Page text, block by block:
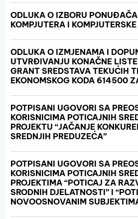
ODLUKA O IZBORU
KOMPJUTERA I
ODLUKA O IZMJENAMA I
UTVRĐIVANJU KONAČNE
GRANT SREDSTAVA TEKUĆIH
EKONOMSKOG KODA 614500
POTPISANI UGOVORI SA
KORISNICIMA POTICAJNIH
PROJEKTU “JAČANJE
SREDNJIH PREDUZEĆA”
POTPISANI UGOVORI SA
KORISNICIMA POTICAJNIH
PROJEKTIMA “POTICAJ ZA
SRODNIH DJELATNOSTI” I
NOVOOSNOVANIM